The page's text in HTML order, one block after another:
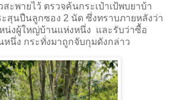
ะพายไว้ ตรวจค้นกระเป๋าเป้พบยาบ้า
ะสุนปืนลูกซอง 2 นัด ซึ่งทราบภายหลังว่า
น่งผู้ใหญ่บ้านแห่งหนึ่ง และรับว่าซื้อ
หนึ่ง กระทั่งมาถูกจับกุมดังกล่าว